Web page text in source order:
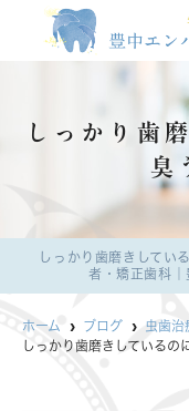
しっかり歯
臭
しっかり歯磨きしてい
者・矯正歯科｜
ホーム ブログ
虫歯治
しっかり歯磨きしているの